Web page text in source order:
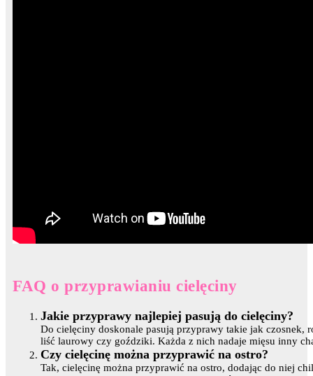
FAQ o przyprawianiu cielęciny
Jakie przyprawy najlepiej pasują do cielęciny?
Do cielęciny doskonale pasują przyprawy takie jak
liść laurowy czy goździki. Każda z nich nadaje mięsu inny
Czy cielęcinę można przyprawić na ostro?
Tak, cielęcinę można przyprawić na ostro, dodając do niej